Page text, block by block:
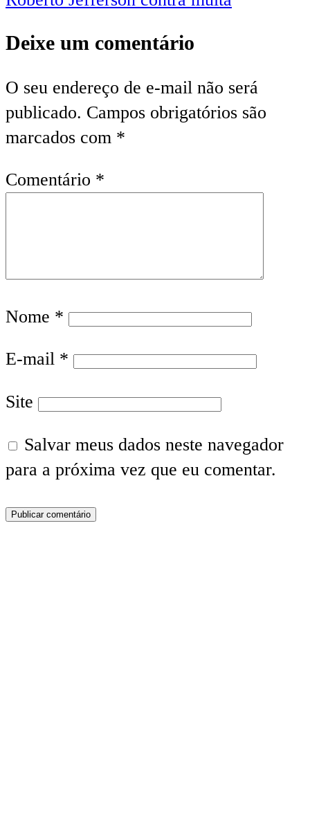
Deixe um comentário
O seu endereço de e-mail não será
publicado. Campos obrigatórios são
marcados com *
Comentário *
Nome *
E-mail *
Site
Salvar meus dados neste navegador
para a próxima vez que eu comentar.